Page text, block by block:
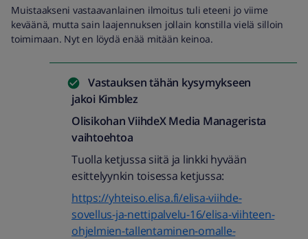
Muistaakseni vastaavanlainen ilmoitus tuli eteeni jo viime
keväänä, mutta sain laajennuksen jollain konstilla vielä silloin
toimimaan. Nyt en löydä enää mitään keinoa.
Vastauksen tähän kysymykseen
jakoi Kimblez
OlisikohanViihdeX Media Managerista
vaihtoehtoa
Tuolla ketjussa siitä ja linkki hyvään
esittelyynkin toisessa ketjussa:
https://yhteiso.elisa.fi/elisa-viihde-
sovellus-ja-nettipalvelu-16/elisa-viihteen-
ohjelmien-tallentaminen-omalle-